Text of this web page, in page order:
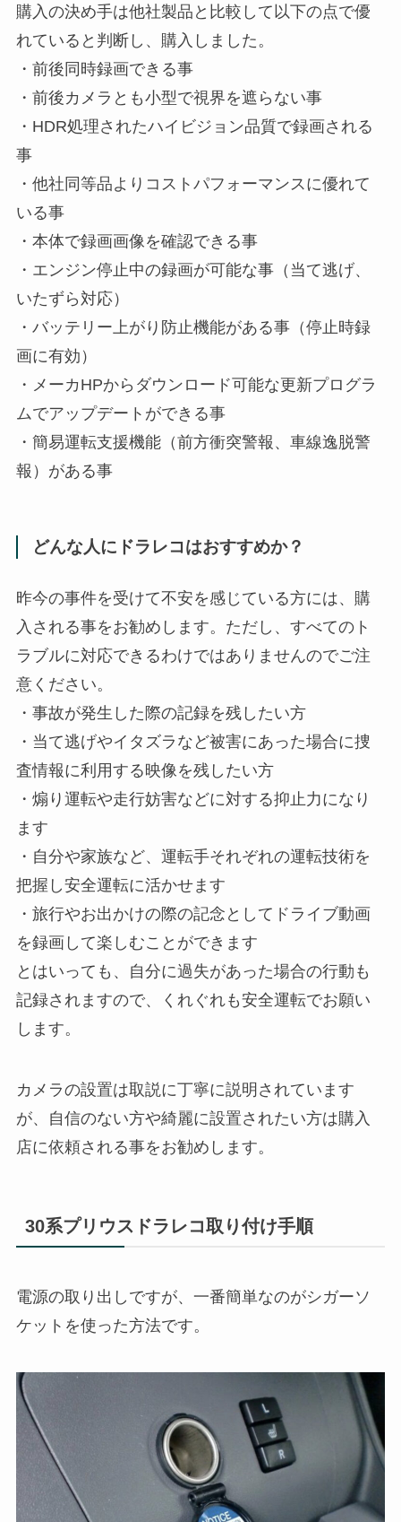
購入の決め手は他社製品と比較して以下の点で優
れていると判断し、購入しました。
・前後同時録画できる事
・前後カメラとも小型で視界を遮らない事
・HDR処理されたハイビジョン品質で録画される
事
・他社同等品よりコストパフォーマンスに優れて
いる事
・本体で録画画像を確認できる事
・エンジン停止中の録画が可能な事（当て逃げ、
いたずら対応）
・バッテリー上がり防止機能がある事（停止時録
画に有効）
・メーカHPからダウンロード可能な更新プログラ
ムでアップデートができる事
・簡易運転支援機能（前方衝突警報、車線逸脱警
報）がある事
どんな人にドラレコはおすすめか？
昨今の事件を受けて不安を感じている方には、購
入される事をお勧めします。ただし、すべてのト
ラブルに対応できるわけではありませんのでご注
意ください。
・事故が発生した際の記録を残したい方
・当て逃げやイタズラなど被害にあった場合に捜
査情報に利用する映像を残したい方
・煽り運転や走行妨害などに対する抑止力になり
ます
・自分や家族など、運転手それぞれの運転技術を
把握し安全運転に活かせます
・旅行やお出かけの際の記念としてドライブ動画
を録画して楽しむことができます
とはいっても、自分に過失があった場合の行動も
記録されますので、くれぐれも安全運転でお願い
します。
カメラの設置は取説に丁寧に説明されています
が、自信のない方や綺麗に設置されたい方は購入
店に依頼される事をお勧めします。
30系プリウスドラレコ取り付け手順
電源の取り出しですが、一番簡単なのがシガーソ
ケットを使った方法です。